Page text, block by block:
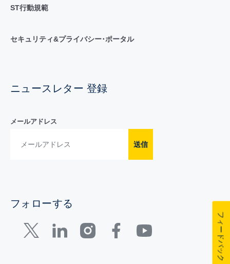
ST行動規範
セキュリティ&プライバシー･ポータル
ニュースレター 登録
メールアドレス
送信
フォローする
フィードバック